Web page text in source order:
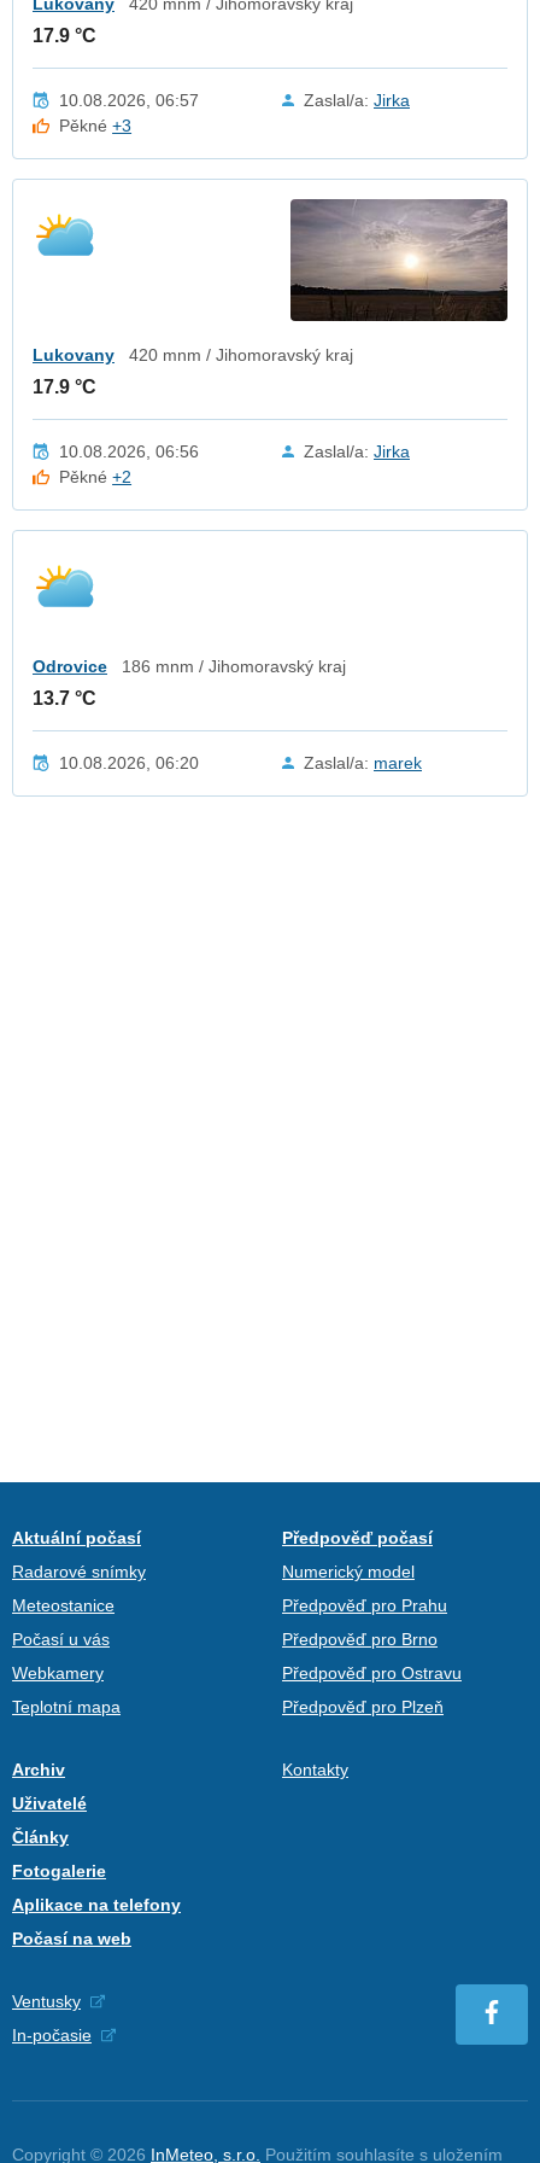
17.9 °C
10.08.2026, 06:57 Zaslal/a: Jirka
Pěkné+3
Lukovany 420 mnm / Jihomoravský kraj
17.9 °C
10.08.2026, 06:56 Zaslal/a: Jirka
Pěkné+2
Odrovice 186 mnm / Jihomoravský kraj
13.7 °C
10.08.2026, 06:20 Zaslal/a: marek
Aktuální počasí
Radarové snímky
Meteostanice
Počasí u vás
Webkamery
Teplotní mapa
Předpověď počasí
Numerický model
Předpověď pro Prahu
Předpověď pro Brno
Předpověď pro Ostravu
Předpověď pro Plzeň
Archiv
Uživatelé
Články
Fotogalerie
Aplikace na telefony
Počasí na web
Kontakty
Ventusky
In-počasie
Copyright © 2026 InMeteo, s.r.o. Použitím souhlasíte s uložením